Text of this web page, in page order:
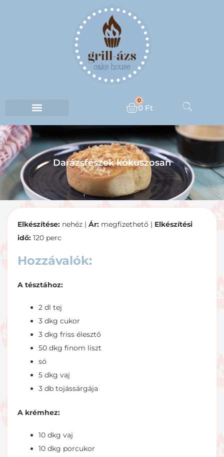
0 Ft
0
Darázsfészek kókuszosan
Elkészítése: nehéz | Ár: megfizethető | Elkészítési
idő: 120 perc
Hozzávalók:
A tésztához:
2 dl tej
3 dkg cukor
3 dkg friss élesztő
50 dkg finom liszt
só
5 dkg vaj
3 db tojássárgája
A krémhez:
10 dkg vaj
10 dkg porcukor